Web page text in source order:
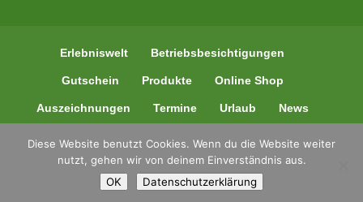
Erlebniswelt Betriebsbesichtigungen
Gutschein Produkte Online Shop
Auszeichnungen Termine Urlaub News
Diese Website benutzt Cookies. Wenn du die Website weiter
nutzt, gehen wir von deinem Einverständnis aus.
OK
Datenschutzerklärung